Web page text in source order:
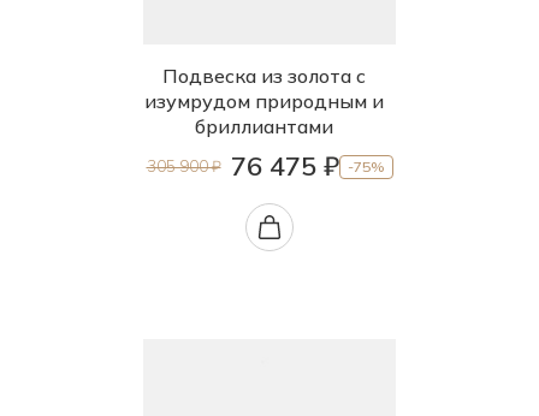
Подвеска из золота с
изумрудом природным и
бриллиантами
305 900 ₽ 76 475 ₽ -75%